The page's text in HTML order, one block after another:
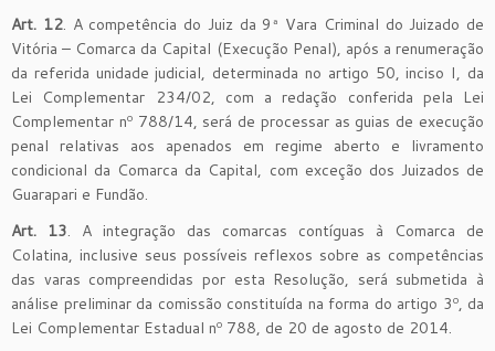
Art. 12. A competência do Juiz da 9ª Vara Criminal do Juizado de
Vitória – Comarca da Capital (Execução Penal), após a renumeração
da referida unidade judicial, determinada no artigo 50, inciso I, da
Lei Complementar 234/02, com a redação conferida pela Lei
Complementar nº 788/14, será de processar as guias de execução
penal relativas aos apenados em regime aberto e livramento
condicional da Comarca da Capital, com exceção dos Juizados de
Guarapari e Fundão.
Art. 13. A integração das comarcas contíguas à Comarca de
Colatina, inclusive seus possíveis reflexos sobre as competências
das varas compreendidas por esta Resolução, será submetida à
análise preliminar da comissão constituída na forma do artigo 3º, da
Lei Complementar Estadual nº 788, de 20 de agosto de 2014.